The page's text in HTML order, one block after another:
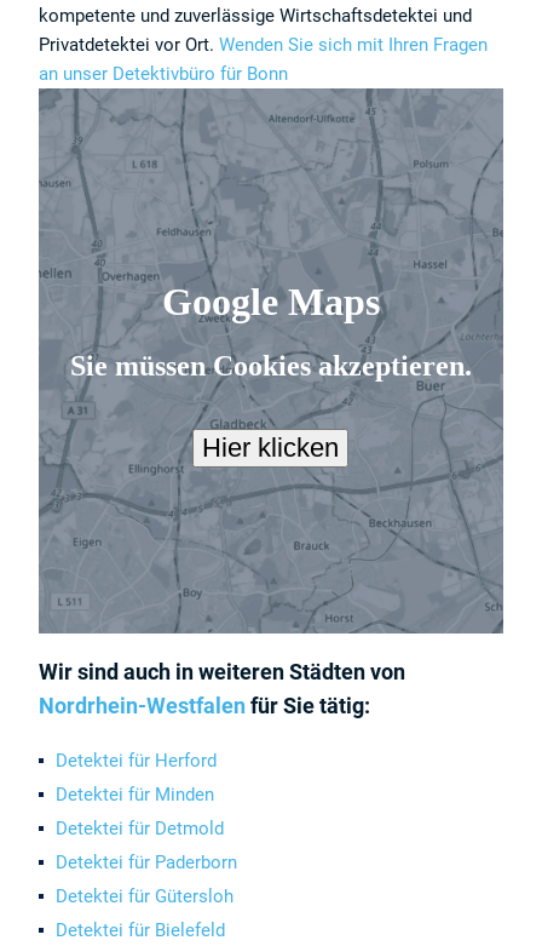
kompetente und zuverlässige Wirtschaftsdetektei und
Privatdetektei vor Ort.Wenden Sie sich mit Ihren Fragen
an unser Detektivbüro für Bonn
Wir sind auch in weiteren Städten von
Nordrhein-Westfalenfür Sie tätig:
Detektei für Herford
Detektei für Minden
Detektei für Detmold
Detektei für Paderborn
Detektei für Gütersloh
Detektei für Bielefeld